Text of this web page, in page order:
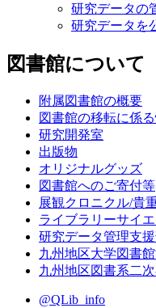
研究データの
研究データを
図書館について
附属図書館の概要
図書館の移転に係
研究開発室
出版物
オリジナルグッズ
図書館へのご寄付等
展観クロニクル/貴
ライブラリーサイ
研究データ管理支
九州地区大学図書
九州地区図書系二
@QLib_info